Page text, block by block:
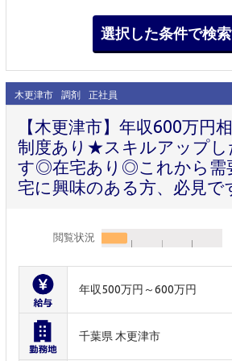
木更津市 調剤 正社員
【木更津市】年収600万円
制度あり★スキルアップし
す◎在宅あり◎これから需
宅に興味のある方、必見で
閲覧状況
年収500万円～600万円
千葉県 木更津市